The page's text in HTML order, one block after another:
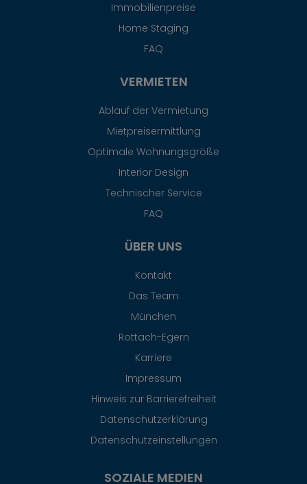
Immobilienpreise
Home Staging
FAQ
VERMIETEN
Ablauf der Vermietung
Mietpreisermittlung
Optimale Wohnungsgröße
Interior Design
Technischer Service
FAQ
ÜBER UNS
Kontakt
Das Team
München
Rottach-Egern
Karriere
Impressum
Hinweis zur Barrierefreiheit
Datenschutzerklärung
Datenschutzeinstellungen
SOZIALE MEDIEN